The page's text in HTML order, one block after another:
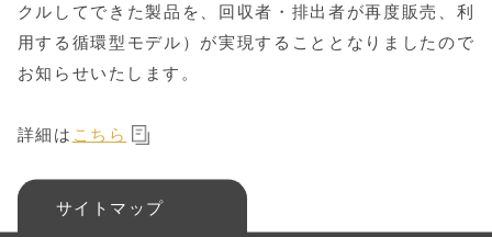
クルしてできた製品を、回収者・排出者が再度販売、利
用する循環型モデル）が実現することとなりましたので
お知らせいたします。
詳細は こちら
サイトマップ